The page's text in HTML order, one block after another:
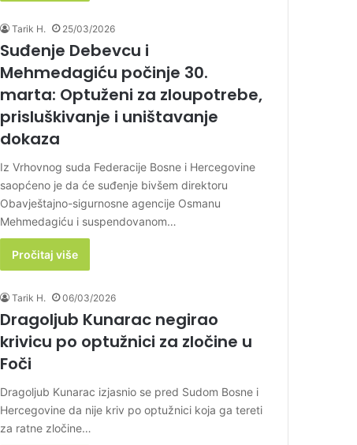
Tarik H. 25/03/2026
Suđenje Debevcu i
Mehmedagiću počinje 30.
marta: Optuženi za zloupotrebe,
prisluškivanje i uništavanje
dokaza
Iz Vrhovnog suda Federacije Bosne i Hercegovine
saopćeno je da će suđenje bivšem direktoru
Obavještajno-sigurnosne agencije Osmanu
Mehmedagiću i suspendovanom…
Pročitaj više
Tarik H. 06/03/2026
Dragoljub Kunarac negirao
krivicu po optužnici za zločine u
Foči
Dragoljub Kunarac izjasnio se pred Sudom Bosne i
Hercegovine da nije kriv po optužnici koja ga tereti
za ratne zločine…